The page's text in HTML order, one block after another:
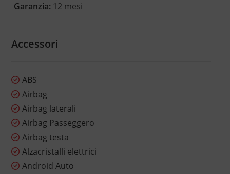
Garanzia: 12 mesi
Accessori
ABS
Airbag
Airbag laterali
Airbag Passeggero
Airbag testa
Alzacristalli elettrici
Android Auto